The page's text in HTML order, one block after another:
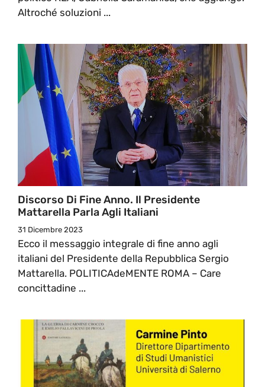
Altroché soluzioni ...
Discorso Di Fine Anno. Il Presidente
Mattarella Parla Agli Italiani
31 Dicembre 2023
Ecco il messaggio integrale di fine anno agli
italiani del Presidente della Repubblica Sergio
Mattarella. POLITICAdeMENTE ROMA – Care
concittadine ...